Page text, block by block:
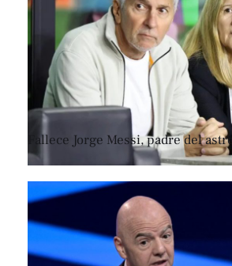
Fallece Jorge Messi, padre del